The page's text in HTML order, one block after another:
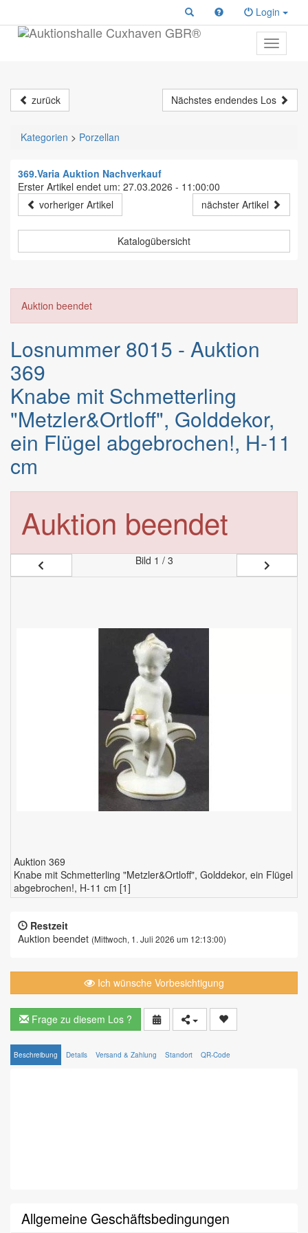
Login
Toggle
primary
zurück Nächstes endendes Los
Kategorien > Porzellan
369.Varia Auktion Nachverkauf
Erster Artikel endet um: 27.03.2026 - 11:00:00
vorheriger Artikel
nächster Artikel
Katalogübersicht
Auktion beendet
Losnummer 8015 - Auktion
369
Knabe mit Schmetterling
"Metzler&Ortloff", Golddekor,
ein Flügel abgebrochen!, H-11
cm
Auktion beendet
Bild 1 / 3
Auktion 369
Knabe mit Schmetterling "Metzler&Ortloff", Golddekor, ein Flügel
abgebrochen!, H-11 cm [1]
Restzeit
Auktion beendet (Mittwoch, 1. Juli 2026 um 12:13:00)
Ich wünsche Vorbesichtigung
Frage zu diesem Los ?
Beschreibung Details Versand & Zahlung Standort QR-Code
Allgemeine Geschäftsbedingungen